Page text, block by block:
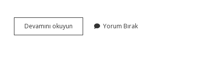
Devamını okuyun
Çöpü
Yorum Bırak